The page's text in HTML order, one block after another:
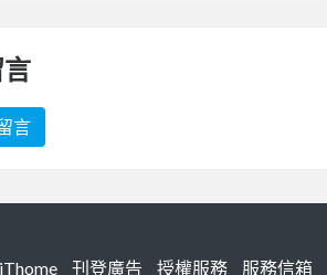
言
iThome 刊登廣告 授權服務 服務信箱